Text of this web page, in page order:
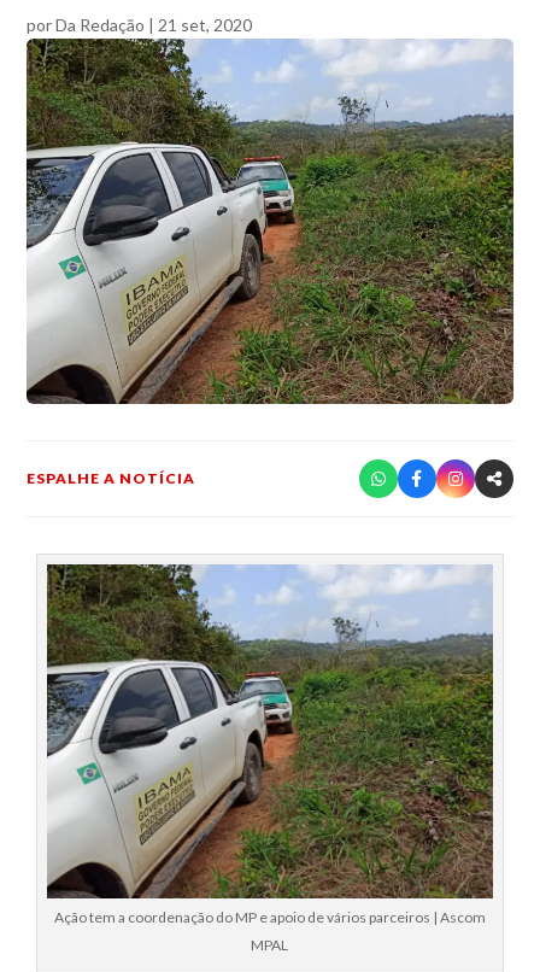
porDa Redação | 21 set, 2020
ESPALHE A NOTÍCIA
Ação tem a coordenação do MP e apoio de vários parceiros | Ascom
MPAL